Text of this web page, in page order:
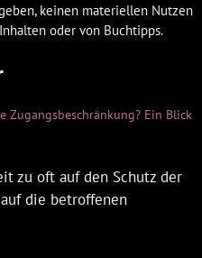
keinen materiellen Nutzen
oder von Buchtipps.
Zugangsbeschränkung? Ein Blick
zu oft auf den Schutz der
die betroffenen